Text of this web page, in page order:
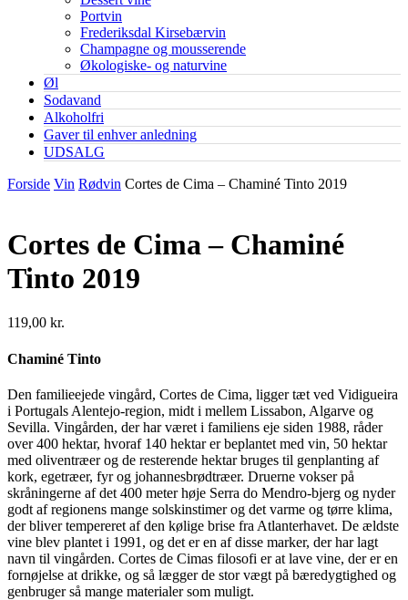
Portvin
Frederiksdal Kirsebærvin
Champagne og mousserende
Økologiske- og naturvine
Øl
Sodavand
Alkoholfri
Gaver til enhver anledning
UDSALG
Forside Vin Rødvin Cortes de Cima – Chaminé Tinto 2019
Cortes de Cima – Chaminé
Tinto 2019
119,00 kr.
Chaminé Tinto
Den familieejede vingård, Cortes de Cima, ligger tæt ved Vidigueira
i Portugals Alentejo-region, midt i mellem Lissabon, Algarve og
Sevilla. Vingården, der har været i familiens eje siden 1988, råder
over 400 hektar, hvoraf 140 hektar er beplantet med vin, 50 hektar
med oliventræer og de resterende hektar bruges til genplanting af
kork, egetræer, fyr og johannesbrødtræer. Druerne vokser på
skråningerne af det 400 meter høje Serra do Mendro-bjerg og nyder
godt af regionens mange solskinstimer og det varme og tørre klima,
der bliver tempereret af den kølige brise fra Atlanterhavet. De ældste
vine blev plantet i 1991, og det er en af disse marker, der har lagt
navn til vingården. Cortes de Cimas filosofi er at lave vine, der er en
fornøjelse at drikke, og så lægger de stor vægt på bæredygtighed og
genbruger så mange materialer som muligt.